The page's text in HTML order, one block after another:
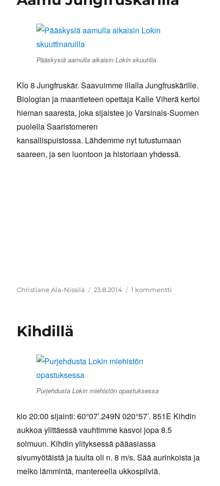
Pääskysiä aamulla aikaisin Lokin skuutilla
Klo 8 Jungfruskär. Saavuimme illalla Jungfruskärille.
Biologian ja maantieteen opettaja Kalle Viherä kertoi
hieman saaresta, joka sijaistee jo Varsinais-Suomen
puolella Saaristomeren
kansallispuistossa. Lähdemme nyt tutustumaan
saareen, ja sen luontoon ja historiaan yhdessä.
Kirjoittaja
Christiane Ala-Nissilä Julkaistu
23.8.2014 1 kommentti
Kihdillä
Purjehdusta Lokin miehistön opastuksessa
klo 20:00 sijainti: 60°07’.249N 020°57’. 851E Kihdin
aukkoa ylittäessä vauhtimme kasvoi jopa 8.5
solmuun. Kihdin ylityksessä pääasiassa
sivumyötäistä ja tuulta oli n. 8 m/s. Sää aurinkoista ja
melko lämmintä, mantereella ukkospilviä.